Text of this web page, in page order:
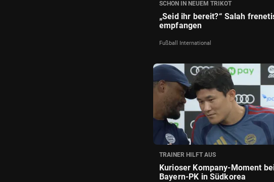
SCHON IN NEUEM TRIKOT
„Seid ihr bereit?“ Salah
empfangen
Fußball International
TRAINER HILFT AUS
Kurioser Kompany-Moment
Bayern-PK in Südkorea